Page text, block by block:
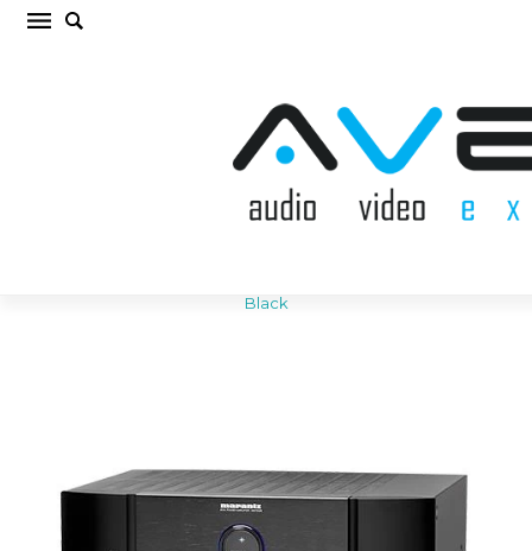
MARANTZ MM-7025 Black AV RESĪVERIS /
Black